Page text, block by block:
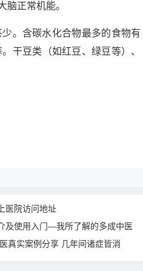
脑正常机能。
。含碳水化合物最多的食物有
干豆类（如红豆、绿豆等）、
医院访问地址
及使用入门—我所了解的多成中医
真实案例分享 几年间诸症皆消